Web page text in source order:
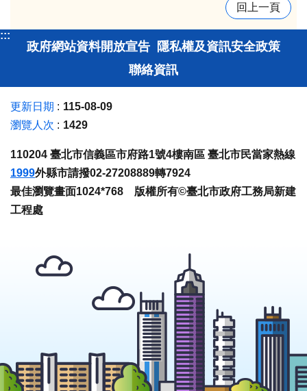
回上一頁
:::
政府網站資料開放宣告 隱私權及資訊安全政策
聯絡資訊
更新日期
115-08-09
瀏覽人次
1429
110204 臺北市信義區市府路1號4樓南區 臺北市民當家熱線
1999外縣市請撥02-27208889轉7924
最佳瀏覽畫面1024*768 版權所有©臺北市政府工務局新建
工程處